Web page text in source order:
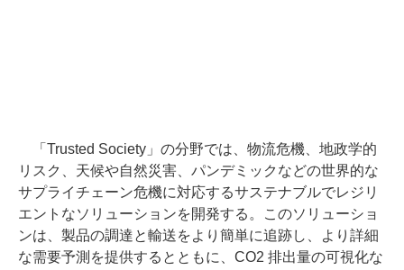
「Trusted Society」の分野では、物流危機、地政学的
リスク、天候や自然災害、パンデミックなどの世界的な
サプライチェーン危機に対応するサステナブルでレジリ
エントなソリューションを開発する。このソリューショ
ンは、製品の調達と輸送をより簡単に追跡し、より詳細
な需要予測を提供するとともに、CO2 排出量の可視化な